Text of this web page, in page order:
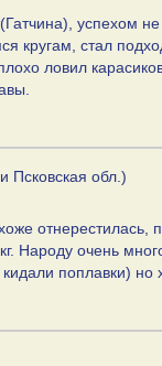
успехом
кругам, стал
ловил
Псковская обл.)
отнерестилась,
Народу очень
поплавки) но